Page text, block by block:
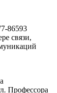
86593
связи,
Профессора